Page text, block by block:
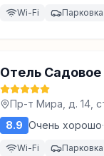
Wi-Fi Парковка
Отель
Пр-т Мира, д. 14,
8.9 Очень хорошо·
Wi-Fi Парковка